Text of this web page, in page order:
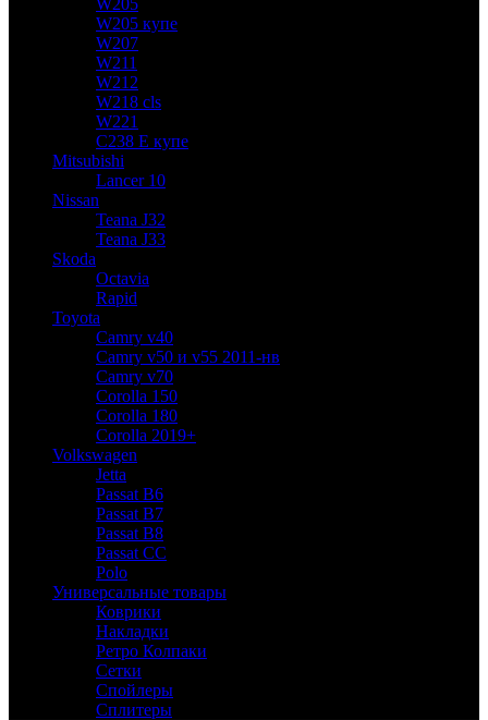
W205
W205 купе
W207
W211
W212
W218 cls
W221
C238 E купе
Mitsubishi
Lancer 10
Nissan
Teana J32
Teana J33
Skoda
Octavia
Rapid
Toyota
Camry v40
Camry v50 и v55 2011-нв
Camry v70
Corolla 150
Corolla 180
Corolla 2019+
Volkswagen
Jetta
Passat B6
Passat B7
Passat B8
Passat CC
Polo
Универсальные товары
Коврики
Накладки
Ретро Колпаки
Сетки
Спойлеры
Сплитеры